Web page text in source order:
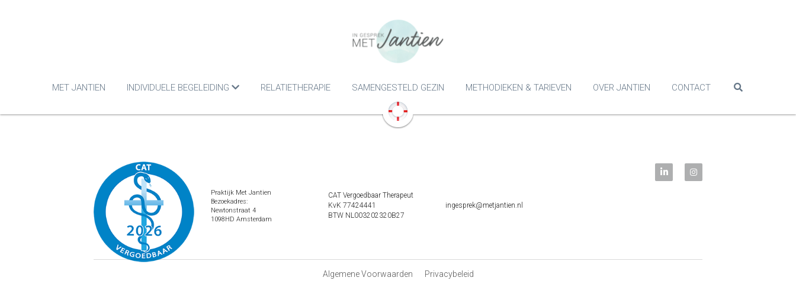
MET JANTIEN INDIVIDUELE BEGELEIDING RELATIETHERAPIE SAMENGESTELD GEZIN METHODIEKEN & TARIEVEN OVER JANTIEN CONTACT
Praktijk Met Jantien
Bezoekadres:
Newtonstraat 4
1098HD Amsterdam
CAT Vergoedbaar Therapeut
KvK 77424441
BTW NL003202320B27
ingesprek@metjantien.nl
Algemene Voorwaarden Privacybeleid